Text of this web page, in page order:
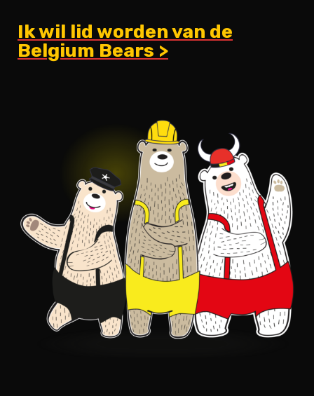
Ik wil lid worden van de
Belgium Bears >